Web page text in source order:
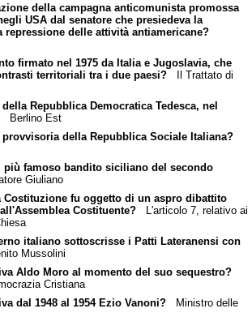
della campagna anticomunista promossa
USA dal senatore che presiedeva la
repressione delle attività antiamericane?
firmato nel 1975 da Italia e Jugoslavia, che
territoriali tra i due paesi?Il Trattato di
Repubblica Democratica Tedesca, nel
Berlino Est
della Repubblica Sociale Italiana?
più famoso bandito siciliano del secondo
Giuliano
Costituzione fu oggetto di un aspro dibattito
Costituente?L'articolo 7, relativo ai
italiano sottoscrisse i Patti Lateranensi con
Mussolini
Aldo Moro al momento del suo sequestro?
Cristiana
dal 1948 al 1954 Ezio Vanoni?Ministro delle